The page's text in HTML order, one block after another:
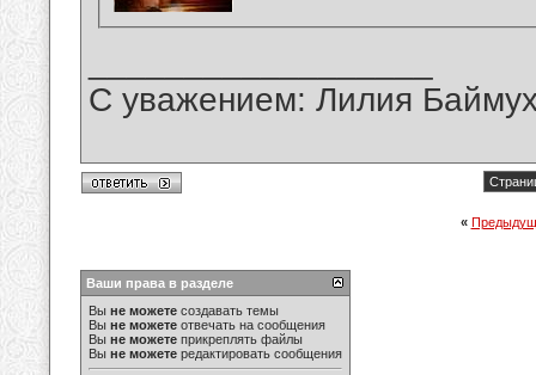
С уважением: Лилия
«
Ваши права в разделе
Вы не можете создавать темы
Вы не можете отвечать на сообщения
Вы не можете прикреплять файлы
Вы не можете редактировать сообщения